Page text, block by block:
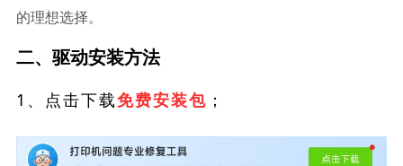
的理想选择。
二、驱动安装方法
1、点击下载免费安装包 ；